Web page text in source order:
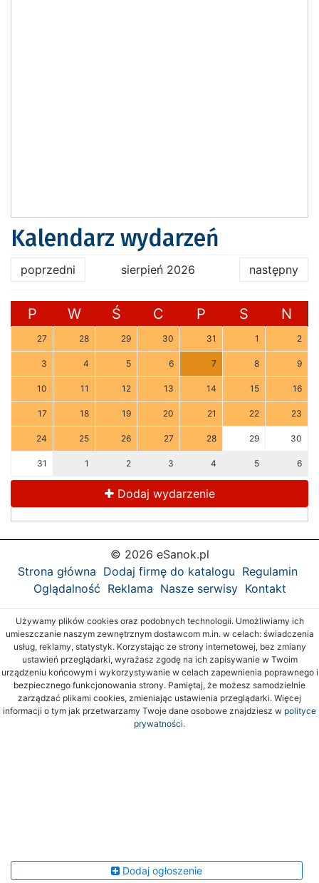
Kalendarz wydarzeń
poprzedni sierpień 2026 następny
P W Ś C P S N
27 28 29 30 31 1 2
3 4 5 6 7 8 9
10 11 12 13 14 15 16
17 18 19 20 21 22 23
24 25 26 27 28 29 30
31 1 2 3 4 5 6
Dodaj wydarzenie
© 2026 eSanok.pl
Strona główna Dodaj firmę do katalogu Regulamin
Oglądalność Reklama Nasze serwisy Kontakt
Używamy plików cookies oraz podobnych technologii. Umożliwiamy ich
umieszczanie naszym zewnętrznym dostawcom m.in. w celach: świadczenia
usług, reklamy, statystyk. Korzystając ze strony internetowej, bez zmiany
ustawień przeglądarki, wyrażasz zgodę na ich zapisywanie w Twoim
urządzeniu końcowym i wykorzystywanie w celach zapewnienia poprawnego i
bezpiecznego funkcjonowania strony. Pamiętaj, że możesz samodzielnie
zarządzać plikami cookies, zmieniając ustawienia przeglądarki. Więcej
informacji o tym jak przetwarzamy Twoje dane osobowe znajdziesz w polityce
prywatności.
Dodaj ogłoszenie